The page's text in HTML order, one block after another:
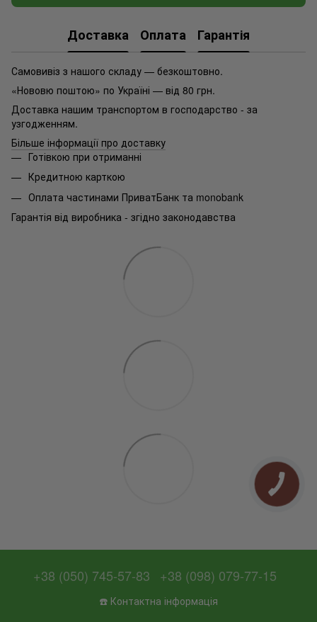
Доставка Оплата Гарантія
Самовивіз з нашого складу — безкоштовно.
«Нововю поштою» по Україні — від 80 грн.
Доставка нашим транспортом в господарство - за
узгодженням.
Більше інформації про доставку
Готівкою при отриманні
Кредитною карткою
Оплата частинами ПриватБанк та monobank
Гарантія від виробника - згідно законодавства
+38 (050) 745-57-83 +38 (098) 079-77-15
☎️ Контактна інформація